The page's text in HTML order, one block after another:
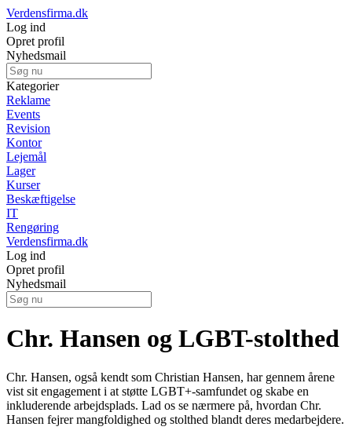
Verdensfirma.dk
Log ind
Opret profil
Nyhedsmail
Kategorier
Reklame
Events
Revision
Kontor
Lejemål
Lager
Kurser
Beskæftigelse
IT
Rengøring
Verdensfirma.dk
Log ind
Opret profil
Nyhedsmail
Chr. Hansen og LGBT-stolthed
Chr. Hansen, også kendt som Christian Hansen, har gennem årene
vist sit engagement i at støtte LGBT+-samfundet og skabe en
inkluderende arbejdsplads. Lad os se nærmere på, hvordan Chr.
Hansen fejrer mangfoldighed og stolthed blandt deres medarbejdere.